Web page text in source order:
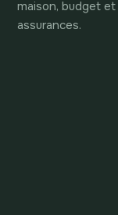
maison, budget et
assurances.